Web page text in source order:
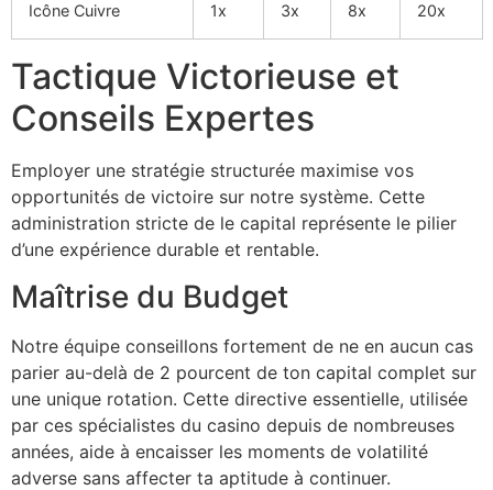
Icône Cuivre 1x 3x 8x 20x
Tactique Victorieuse et
Conseils Expertes
Employer une stratégie structurée maximise vos
opportunités de victoire sur notre système. Cette
administration stricte de le capital représente le pilier
d’une expérience durable et rentable.
Maîtrise du Budget
Notre équipe conseillons fortement de ne en aucun cas
parier au-delà de 2 pourcent de ton capital complet sur
une unique rotation. Cette directive essentielle, utilisée
par ces spécialistes du casino depuis de nombreuses
années, aide à encaisser les moments de volatilité
adverse sans affecter ta aptitude à continuer.